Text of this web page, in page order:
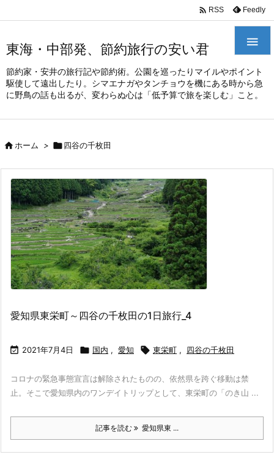
東海・中部発、節約旅行の安い君
節約家・安井の旅行記や節約術。公園を巡ったりマイルやポイント
駆使して遠出したり。シマエナガやタンチョウを機にある時から急
に野鳥の話も出るが、変わらぬ心は「低予算で旅を楽しむ」こと。

 RSS Feedly
ホーム > 四谷の千枚田
愛知県東栄町～四谷の千枚田の1日旅行_4
 2021年7月4日  国内 , 愛知  東栄町 , 四谷の千枚田
コロナの緊急事態宣言は解除されたものの、依然県を跨ぐ移動は禁
止。そこで愛知県内のワンデイトリップとして、東栄町の「のき山 ...
記事を読む 愛知県東 ...